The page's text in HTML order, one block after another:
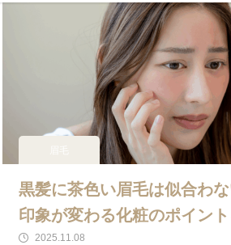
黒髪に茶色い眉毛は似合わ
印象が変わる化粧のポイン
2025.11.08